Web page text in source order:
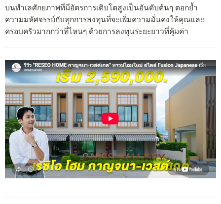
บนทำเลศักยภาพที่มีอัตรการเติบโตสูงเป็นอันดับต้นๆ ตอกย้ำ
ความมหัศจรรย์กับทุกการลงทุนที่จะเพิ่มความมั่นคงให้คุณและ
ครอบครัวมากกว่าที่ไหนๆ ด้วยการลงทุนระยะยาวที่คุ้มค่า